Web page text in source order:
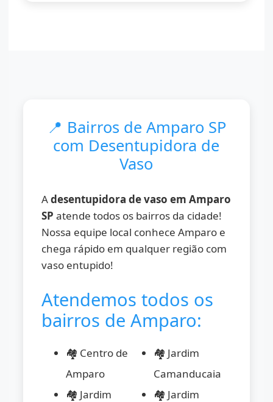
📍 Bairros de Amparo SP
com Desentupidora de
Vaso
Adesentupidora de vaso em Amparo
SP atende todos os bairros da cidade!
Nossa equipe local conhece Amparo e
chega rápido em qualquer região com
vaso entupido!
Atendemos todos os
bairros de Amparo:
🏘️ Centro de
Amparo
🏘️ Jardim
🏘️ Jardim
Camanducaia
🏘️ Jardim